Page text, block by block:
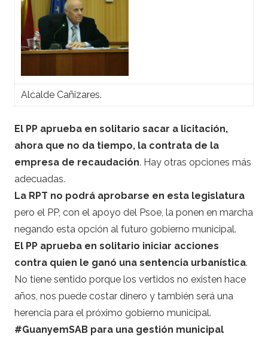
Alcalde Cañizares.
El PP aprueba en solitario sacar a licitación,
ahora que no da tiempo, la contrata de la
empresa de recaudación. Hay otras opciones más
adecuadas.
La RPT no podrá aprobarse en esta legislatura
pero el PP, con el apoyo del Psoe, la ponen en marcha
negando esta opción al futuro gobierno municipal.
El PP aprueba en solitario iniciar acciones
contra quien le ganó una sentencia urbanística.
No tiene sentido porque los vertidos no existen hace
años, nos puede costar dinero y también será una
herencia para el próximo gobierno municipal.
#GuanyemSAB para una gestión municipal